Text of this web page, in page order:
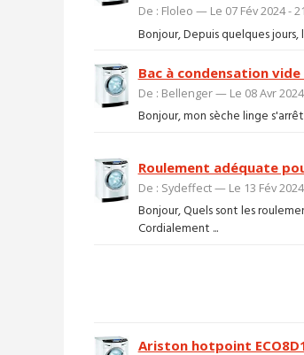
De : Floleo — Le 07 Fév 2024 -
Bonjour, Depuis quelques
Bac à condensation
De : Bellenger — Le 08 Avr
Bonjour, mon sèche linge
Roulement adéquate
De : Sydeffect — Le 13 Fév
Bonjour, Quels sont les
Cordialement ...
Ariston hotpoint